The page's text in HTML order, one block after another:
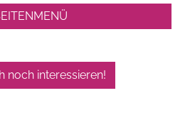
noch interessieren!